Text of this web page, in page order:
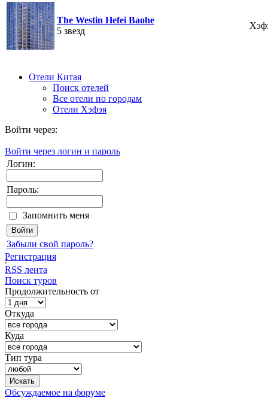
The Westin Hefei Baohe
5 звезд
Отели Китая
Поиск отелей
Все отели по городам
Отели Хэфэя
Войти через:
Войти через логин и пароль
Логин:
Пароль:
Запомнить меня
Забыли свой пароль?
Регистрация
RSS лента
Поиск туров
Продолжительность от
Откуда
Куда
Тип тура
Обсуждаемое на форуме